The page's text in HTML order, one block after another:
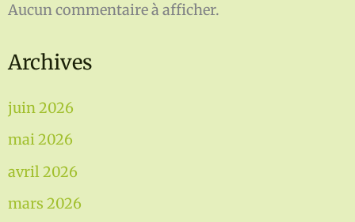
Aucun commentaire à afficher.
Archives
juin 2026
mai 2026
avril 2026
mars 2026